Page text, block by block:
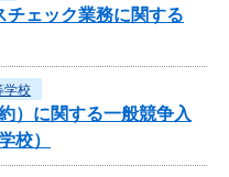
ェック業務に関する
学校
）に関する一般競争入
校）